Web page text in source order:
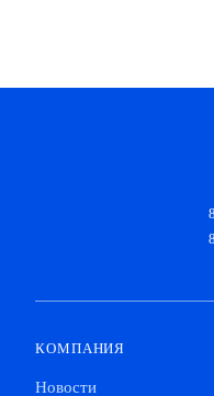
КОМПАНИЯ
Новости